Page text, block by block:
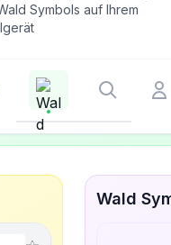
Symbols auf Ihrem
Wald